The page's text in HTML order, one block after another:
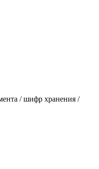
/ шифр хранения /